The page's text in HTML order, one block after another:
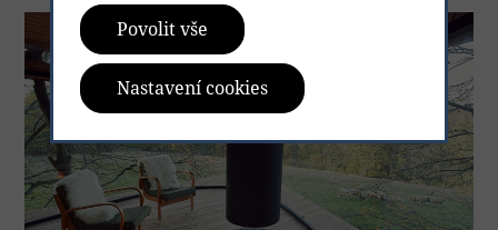
Povolit vše
Nastavení cookies